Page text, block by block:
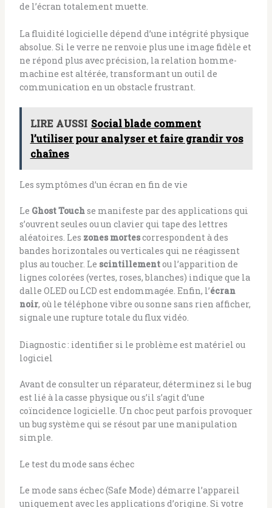
de l’écran totalement muette.
La fluidité logicielle dépend d’une intégrité physique
absolue. Si le verre ne renvoie plus une image fidèle et
ne répond plus avec précision, la relation homme-
machine est altérée, transformant un outil de
communication en un obstacle frustrant.
LIRE AUSSI Social blade comment
l’utiliser pour analyser et faire grandir vos
chaînes
Les symptômes d’un écran en fin de vie
Le Ghost Touchse manifeste par des applications qui
s’ouvrent seules ou un clavier qui tape des lettres
aléatoires. Les zones mortescorrespondent à des
bandes horizontales ou verticales qui ne réagissent
plus au toucher. Le scintillementou l’apparition de
lignes colorées (vertes, roses, blanches) indique que la
dalle OLED ou LCD est endommagée. Enfin, l’écran
noir, où le téléphone vibre ou sonne sans rien afficher,
signale une rupture totale du flux vidéo.
Diagnostic : identifier si le problème est matériel ou
logiciel
Avant de consulter un réparateur, déterminez si le bug
est lié à la casse physique ou s’il s’agit d’une
coïncidence logicielle. Un choc peut parfois provoquer
un bug système qui se résout par une manipulation
simple.
Le test du mode sans échec
Le mode sans échec (Safe Mode) démarre l’appareil
uniquement avec les applications d’origine. Si votre